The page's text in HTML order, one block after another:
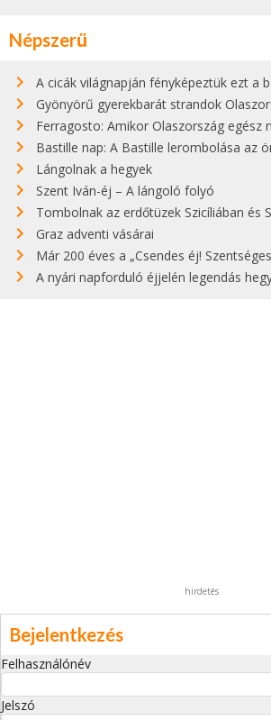
Népszerű
A cicák világnapján fényképeztük ezt a bokor alatt
Gyönyörű gyerekbarát strandok Olaszországban -
Ferragosto: Amikor Olaszország egész
Bastille nap: A Bastille lerombolása az
Lángolnak a hegyek
Szent Iván-éj – A lángoló folyó
Tombolnak az erdőtüzek Szicíliában és
Graz adventi vásárai
Már 200 éves a „Csendes éj!
A nyári napforduló éjjelén legendás hegyi tüzek
hirdetés
Bejelentkezés
Felhasználónév
Jelszó